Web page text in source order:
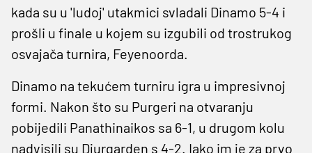
kada su u 'ludoj' utakmici svladali Dinamo 5-4 i
prošli u finale u kojem su izgubili od trostrukog
osvajača turnira, Feyenoorda.
Dinamo na tekućem turniru igra u impresivnoj
formi. Nakon što su Purgeri na otvaranju
pobijedili Panathinaikos sa 6-1, u drugom kolu
nadvisili su Djurgarden s 4-2. Iako im je za prvo